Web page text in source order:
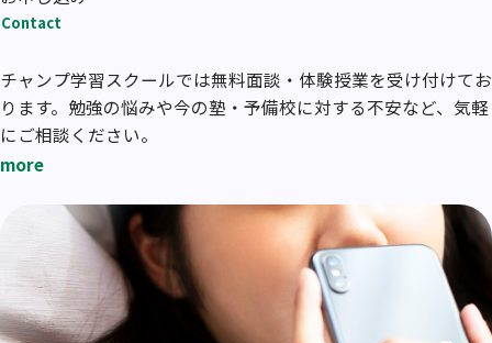
Contact
チャンプ学習スクールでは無料面談・体験授業を受け付けてお
ります。勉強の悩みや今の塾・予備校に対する不安など、気軽
にご相談ください。
more